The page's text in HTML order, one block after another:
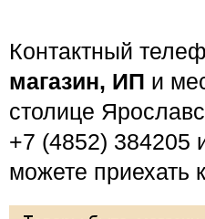
Контактный
магазин, ИП и
столице
+7 (4852) 384205
можете приехать